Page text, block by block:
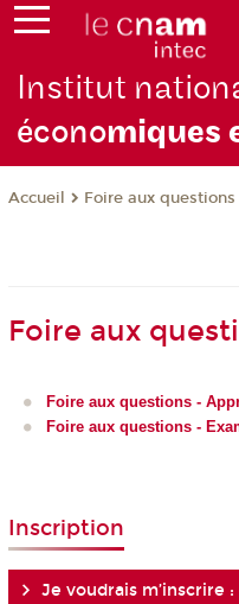
Institut
économiques
Accueil Foire aux questions
Foire aux
Foire aux questions -
Foire aux questions -
Inscription
Je voudrais m’inscrire